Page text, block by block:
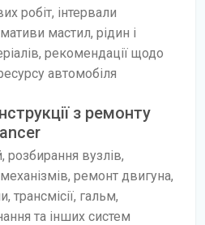
робіт, інтервали
мастил, рідин і
рекомендації щодо
автомобіля
з ремонту
розбирання вузлів,
ремонт двигуна,
трансмісії, гальм,
та інших систем